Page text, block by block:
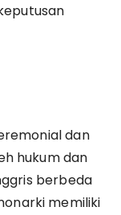
dan
hukum dan
berbeda
memiliki